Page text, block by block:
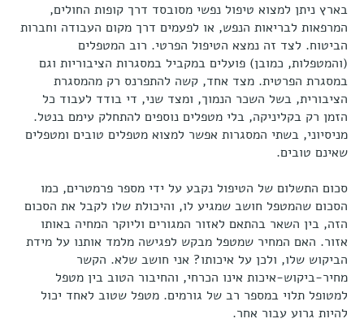
בארץ ניתן למצוא טיפול נפשי מסובסד דרך קופות החולים,
המרפאות לבריאות הנפש, או לפעמים דרך מקום העבודה וחברות
הביטוח. לצד זה נמצא הטיפול הפרטי. רוב המטפלים
(והמטפלות, כמובן) פועלים במקביל במסגרות הציבוריות וגם
במסגרת הפרטית. מצד אחד, קשה להתפרנס רק מהמסגרת
הציבורית, בשל השכר הנמוך, ומצד שני, די בודד לעבוד כל
הזמן רק בקליניקה, בלי מטפלים נוספים להתחלק עימם בנטל.
מניסיוני, בשתי המסגרות אפשר למצוא מטפלים טובים ומטפלים
שאינם טובים.
סכום התשלום של הטיפול נקבע על ידי מספר פרמטרים, כמו
הסכום שהמטפל חושב שמגיע לו, והיכולת שלו לקבל את הסכום
הזה, בין השאר בהתאם לאזור המגורים וליוקר המחיה באותו
אזור. האם המחיר שמטפל מבקש לפגישה מלמד אותנו על מידת
הביקוש שלו, ולכן על איכותו? אני חושב שלא. הקשר
מחיר-ביקוש-איכות אינו הכרחי, והחיבור הטוב בין מטפל
למטופל תלוי במספר רב של גורמים. מטפל שטוב לאחד יכול
להיות גרוע עבור אחר.